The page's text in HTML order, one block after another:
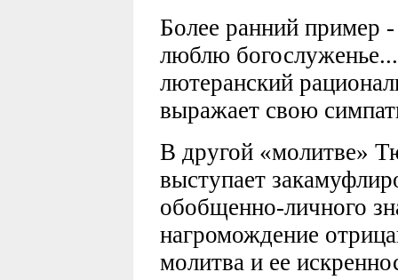
Более ранний пример
люблю
лютеранский
выражает свою
В другой «молитве»
выступает
обобщенно-личного
нагромождение
молитва и ее